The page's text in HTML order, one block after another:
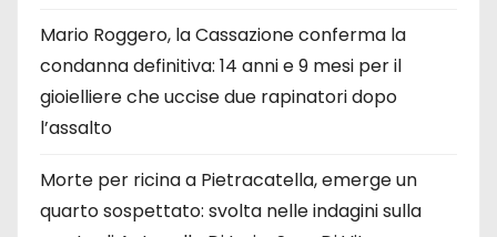
Mario Roggero, la Cassazione conferma la
condanna definitiva: 14 anni e 9 mesi per il
gioielliere che uccise due rapinatori dopo
l’assalto
Morte per ricina a Pietracatella, emerge un
quarto sospettato: svolta nelle indagini sulla